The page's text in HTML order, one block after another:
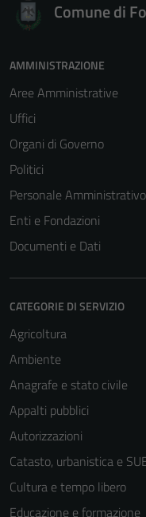
Comune di
AMMINISTRAZIONE
Aree Amministrative
Uffici
Organi di Governo
Politici
Personale Amministrativo
Enti e Fondazioni
Documenti e Dati
CATEGORIE DI SERVIZIO
Agricoltura
Ambiente
Anagrafe e stato civile
Appalti pubblici
Autorizzazioni
Catasto, urbanistica e
Cultura e tempo libero
Educazione e formazione